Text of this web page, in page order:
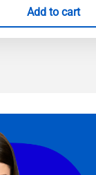
Add to cart